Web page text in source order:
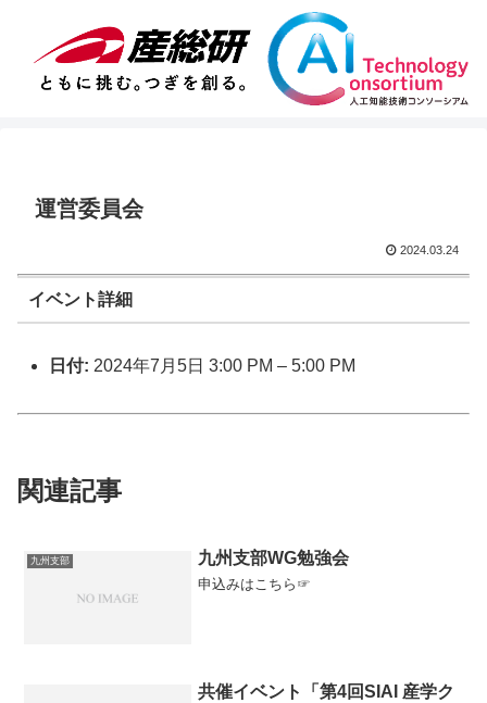
運営委員会
2024.03.24
イベント詳細
日付: 2024年7月5日 3:00 PM –5:00 PM
関連記事
九州支部 九州支部WG勉強会
申込みはこちら☞
共催イベント「第4回SIAI 産学ク